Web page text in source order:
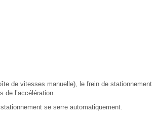
de vitesses manuelle), le frein de stationnement
de l’accélération.
se serre automatiquement.